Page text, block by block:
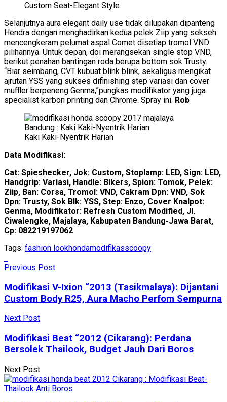
Custom Seat-Elegant Style
Selanjutnya aura elegant daily use tidak dilupakan dipanteng
Hendra dengan menghadirkan kedua pelek Ziip yang sekseh
mencengkeram pelumat aspal Comet disetiap tromol VND
pilihannya. Untuk depan, doi merangsekan single stop VND,
berikut penahan bantingan roda berupa bottom sok Trusty.
“Biar seimbang, CVT kubuat blink blink, sekaligus mengikat
ajrutan YSS yang sukses difinishing step variasi dan cover
muffler berpeneng Genma,”pungkas modifikator yang juga
specialist karbon printing dan Chrome. Spray ini. Rob
Kaki Kaki-Nyentrik Harian
Data Modifikasi:
Cat: Spieshecker, Jok: Custom, Stoplamp: LED, Sign: LED,
Handgrip: Variasi, Handle: Bikers, Spion: Tomok, Pelek:
Ziip, Ban: Corsa, Tromol: VND, Cakram Dpn: VND, Sok
Dpn: Trusty, Sok Blk: YSS, Step: Enzo, Cover Knalpot:
Genma, Modifikator: Refresh Custom Modified, Jl.
Ciwalengke, Majalaya, Kabupaten Bandung-Jawa Barat,
Cp: 082219197062
Tags: fashion lookhondamodifikasscoopy
Previous Post
Modifikasi V-Ixion “2013 (Tasikmalaya): Dijantani
Custom Body R25, Aura Macho Perfom Sempurna
Next Post
Modifikasi Beat “2012 (Cikarang): Perdana
Bersolek Thailook, Budget Jauh Dari Boros
Next Post